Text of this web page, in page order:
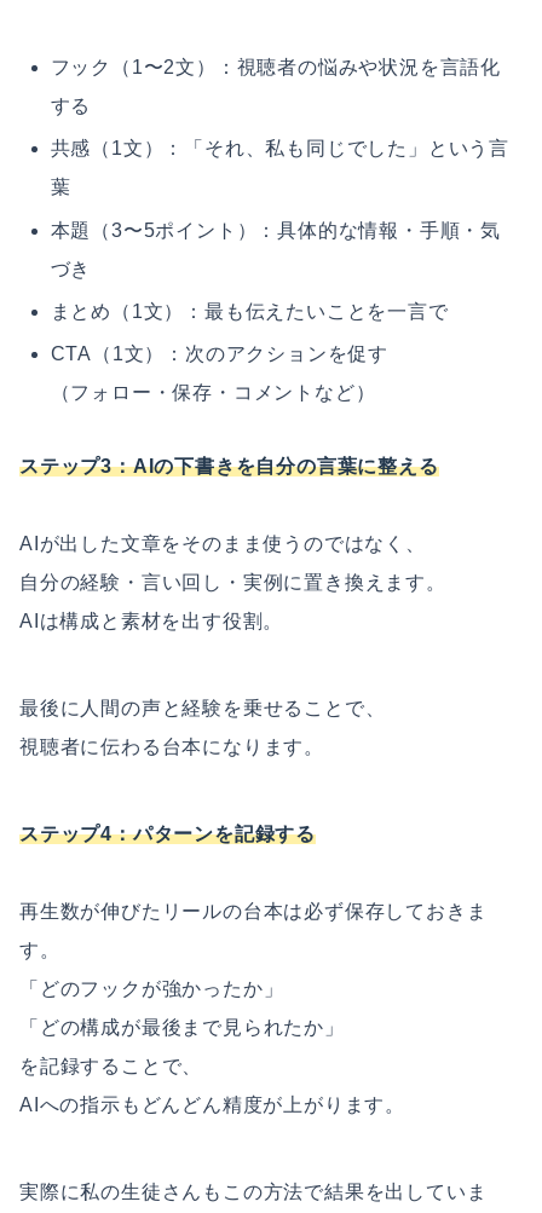
フック（1〜2文）：視聴者の悩みや状況を言語化
する
共感（1文）：「それ、私も同じでした」という言
葉
本題（3〜5ポイント）：具体的な情報・手順・気
づき
まとめ（1文）：最も伝えたいことを一言で
CTA（1文）：次のアクションを促す
（フォロー・保存・コメントなど）
ステップ3：AIの下書きを自分の言葉に整える
AIが出した文章をそのまま使うのではなく、
自分の経験・言い回し・実例に置き換えます。
AIは構成と素材を出す役割。
最後に人間の声と経験を乗せることで、
視聴者に伝わる台本になります。
ステップ4：パターンを記録する
再生数が伸びたリールの台本は必ず保存しておきま
す。
「どのフックが強かったか」
「どの構成が最後まで見られたか」
を記録することで、
AIへの指示もどんどん精度が上がります。
実際に私の生徒さんもこの方法で結果を出していま